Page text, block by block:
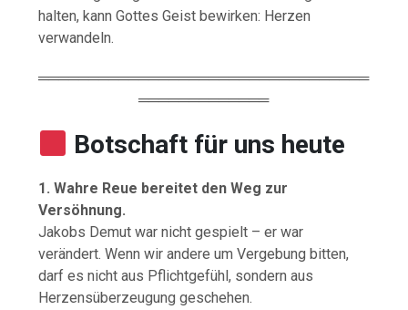
halten,kannGottesGeistbewirken: Herzen
verwandeln.
═════════════════════════════════
═════════════
Botschaft für uns heute
1.Wahre Reue bereitet denWeg zur
Versöhnung.
Jakobs Demutwarnichtgespielt –erwar
verändert.WennwirandereumVergebungbitten,
darfesnichtaus Pflichtgefühl, sondernaus
Herzensüberzeugunggeschehen.